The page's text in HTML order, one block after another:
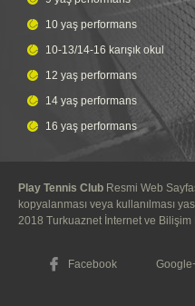
10 yaş performans
10-13/14-16 karışık okul
12 yaş performans
14 yaş performans
16 yaş performans
Play Tennis Club Resmi Web
kopyalanması veya kullanılması
2018 Turkuaznet İnternet ve Bilişim
Facebook